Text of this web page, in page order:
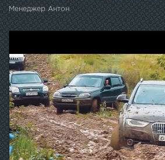
ALLROAD
Менеджер Антон